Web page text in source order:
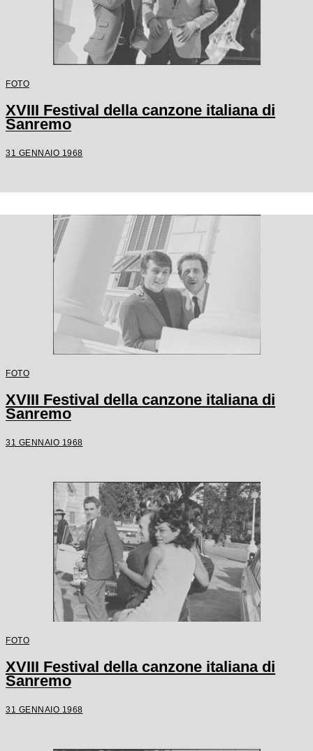
FOTO
XVIII Festival della canzone italiana di
Sanremo
31 GENNAIO 1968
FOTO
XVIII Festival della canzone italiana di
Sanremo
31 GENNAIO 1968
FOTO
XVIII Festival della canzone italiana di
Sanremo
31 GENNAIO 1968